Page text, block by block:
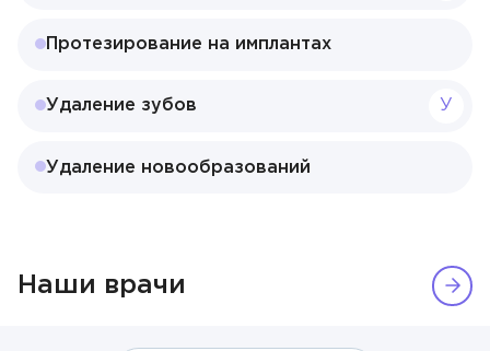
Протезирование на имплантах
Удаление зубов У
Удаление новообразований
Наши врачи
Врач
Алексеев Григорий Максимович
Клиника на Берзарина
Клиника на Ленинградском